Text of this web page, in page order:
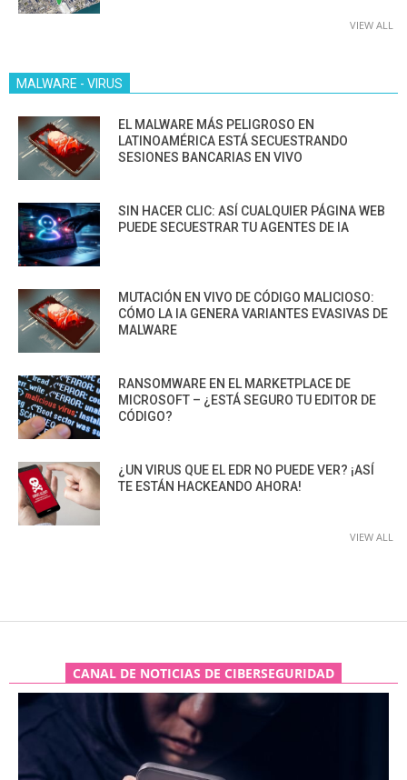
VIEW ALL
MALWARE - VIRUS
EL MALWARE MÁS PELIGROSO EN
LATINOAMÉRICA ESTÁ SECUESTRANDO
SESIONES BANCARIAS EN VIVO
SIN HACER CLIC: ASÍ CUALQUIER PÁGINA WEB
PUEDE SECUESTRAR TU AGENTES DE IA
MUTACIÓN EN VIVO DE CÓDIGO MALICIOSO:
CÓMO LA IA GENERA VARIANTES EVASIVAS DE
MALWARE
RANSOMWARE EN EL MARKETPLACE DE
MICROSOFT – ¿ESTÁ SEGURO TU EDITOR DE
CÓDIGO?
¿UN VIRUS QUE EL EDR NO PUEDE VER? ¡ASÍ
TE ESTÁN HACKEANDO AHORA!
VIEW ALL
CANAL DE NOTICIAS DE CIBERSEGURIDAD